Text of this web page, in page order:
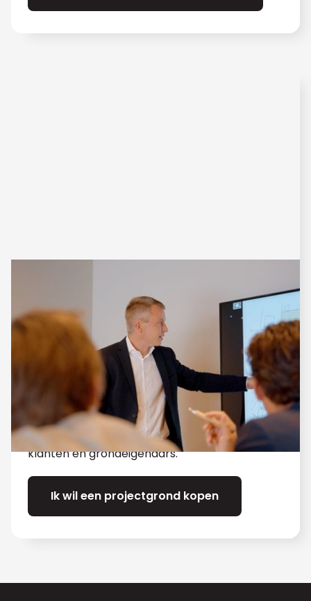
projectontwikkelaar
Hoewel we zelf geen projectontwikkeling doen,
dienen wij als tussenpersoon die alle dossiers
discreet doorstuurt naar onze partners. Dit
garandeert niet alleen een vlotte en
vertrouwelijke samenwerking, maar ook een
zorgvuldige afweging tussen de projectgrond
en de ontwikkelaar. U kunt erop vertrouwen
dat wij altijd het beste voor hebben met onze
klanten en grondeigenaars.
Ik wil een projectgrond kopen